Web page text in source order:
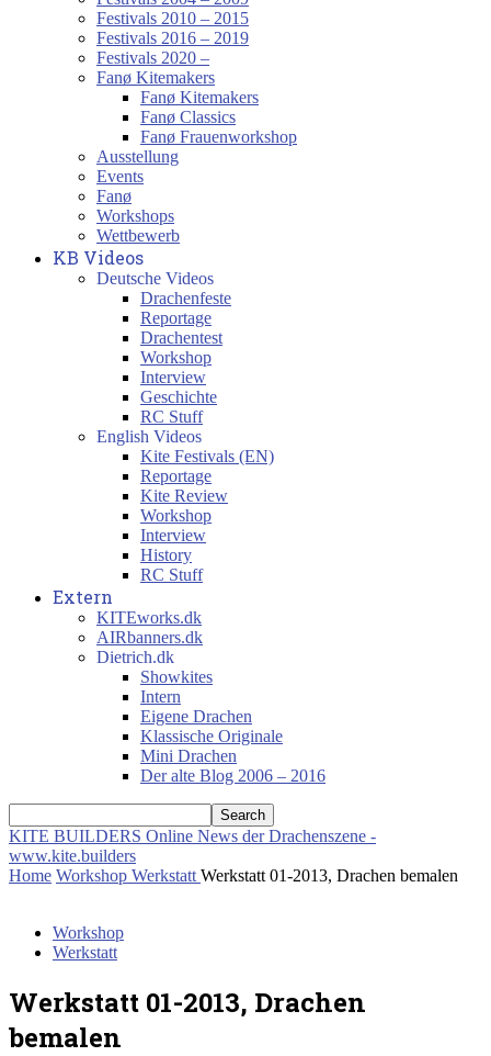
Festivals 2010 – 2015
Festivals 2016 – 2019
Festivals 2020 –
Fanø Kitemakers
Fanø Kitemakers
Fanø Classics
Fanø Frauenworkshop
Ausstellung
Events
Fanø
Workshops
Wettbewerb
KB Videos
Deutsche Videos
Drachenfeste
Reportage
Drachentest
Workshop
Interview
Geschichte
RC Stuff
English Videos
Kite Festivals (EN)
Reportage
Kite Review
Workshop
Interview
History
RC Stuff
Extern
KITEworks.dk
AIRbanners.dk
Dietrich.dk
Showkites
Intern
Eigene Drachen
Klassische Originale
Mini Drachen
Der alte Blog 2006 – 2016
KITE BUILDERS Online News der Drachenszene -
www.kite.builders
Home Workshop Werkstatt Werkstatt 01-2013, Drachen bemalen
Workshop
Werkstatt
Werkstatt 01-2013, Drachen
bemalen